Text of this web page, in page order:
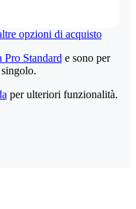
opzioni di acquisto
Pro Standard e sono per
per ulteriori funzionalità.